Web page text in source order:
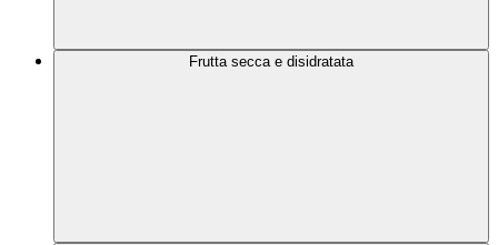
Frutta secca e disidratata